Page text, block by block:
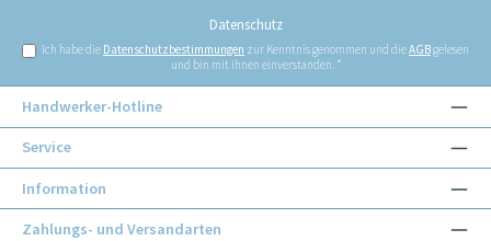
Datenschutz
Ich habe die Datenschutzbestimmungen zur Kenntnis genommen und dieAGBgelesen
und bin mit ihnen einverstanden. *
Handwerker-Hotline
Service
Information
Zahlungs- und Versandarten